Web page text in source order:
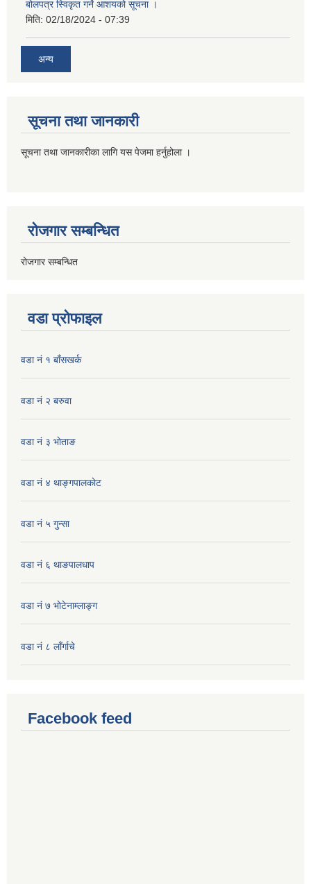
बोलपत्र स्विकृत गर्ने आशयको सूचना ।
मिति: 02/18/2024 - 07:39
अन्य
सूचना तथा जानकारी
सूचना तथा जानकारीका लागि यस पेजमा हर्नुहोला ।
रोजगार सम्बन्धित
रोजगार सम्बन्धित
वडा प्रोफाइल
वडा नं १ बाँसखर्क
वडा नं २ बरुवा
वडा नं ३ भाेताङ
वडा नं ४ थाङ्गपालकाेट
वडा नं ५ गुन्सा
वडा नं ६ थाङपालधाप
वडा नं ७ भाेटेनाम्लाङ्ग
वडा नं ८ लाँर्गाचे
Facebook feed